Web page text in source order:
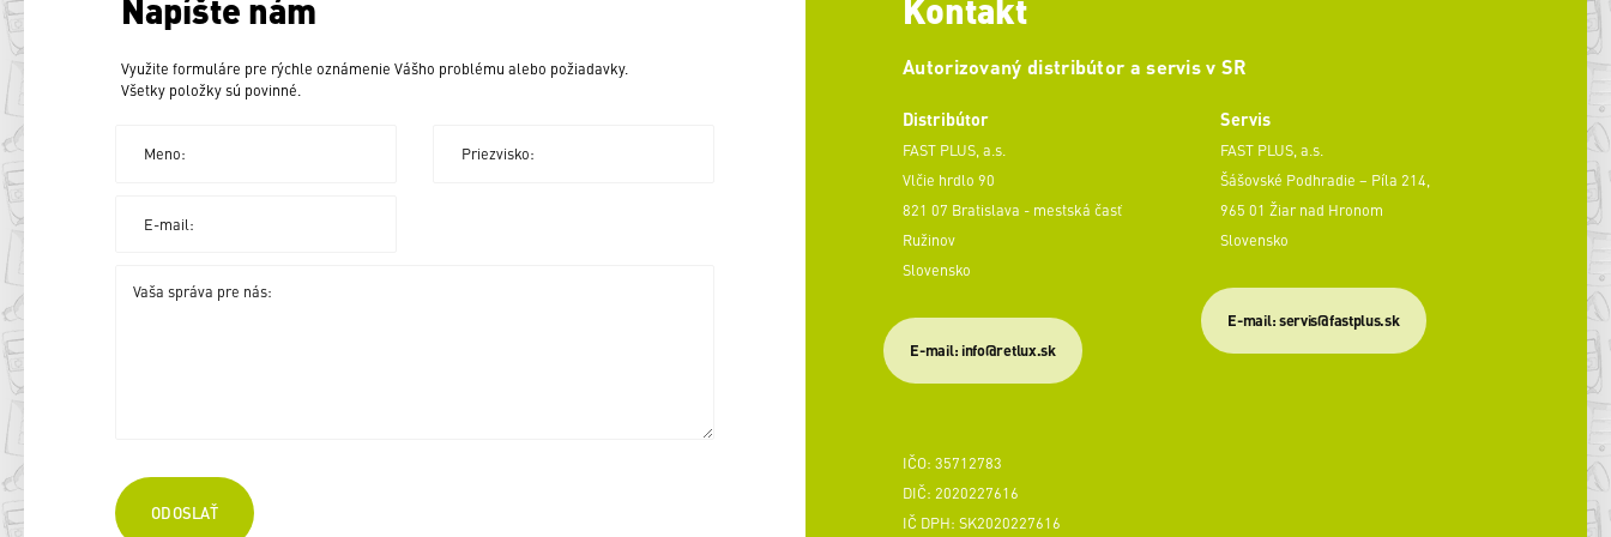
Napíšte nám
Využite formuláre pre rýchle oznámenie Vášho problému alebo požiadavky.
Všetky položky sú povinné.
Kontakt
Autorizovaný distribútor a servis v SR
Distribútor
FAST PLUS, a.s.
Vlčie hrdlo 90
821 07 Bratislava - mestská časť
Ružinov
Slovensko
E-mail: info@retlux.sk
IČO: 35712783
DIČ: 2020227616
IČ DPH: SK2020227616
Servis
FAST PLUS, a.s.
Šášovské Podhradie – Píla 214,
965 01 Žiar nad Hronom
Slovensko
​E-mail: servis@fastplus.sk